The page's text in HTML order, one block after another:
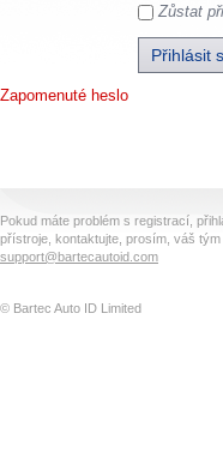
Zůstat
Zapomenuté heslo
Pokud máte problém s registrací,
přístroje, kontaktujte, prosím, váš
support@bartecautoid.com
© Bartec Auto ID Limited